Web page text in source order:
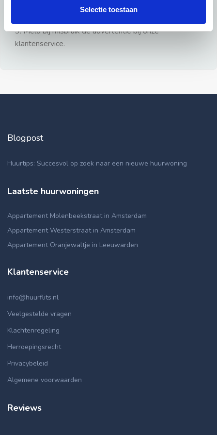
Selectie toestaan
3: Meld bij misbruik de advertentie bij onze
klantenservice.
Blogpost
Huurtips: Succesvol op zoek naar een nieuwe huurwoning
Laatste huurwoningen
Appartement Molenbeekstraat in Amsterdam
Appartement Westerstraat in Amsterdam
Appartement Oranjewaltje in Leeuwarden
Klantenservice
info@huurflits.nl
Veelgestelde vragen
Klachtenregeling
Herroepingsrecht
Privacybeleid
Algemene voorwaarden
Reviews